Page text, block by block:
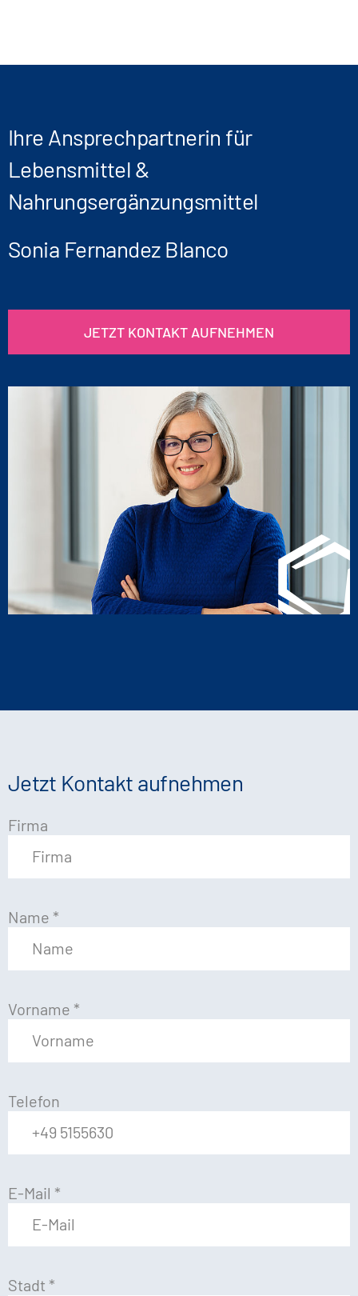
Ihre Ansprechpartnerin für
Lebensmittel &
Nahrungsergänzungsmittel
Sonia Fernandez Blanco
JETZT KONTAKT AUFNEHMEN
Jetzt Kontakt aufnehmen
Firma
Name *
Vorname *
Telefon
E-Mail *
Stadt *